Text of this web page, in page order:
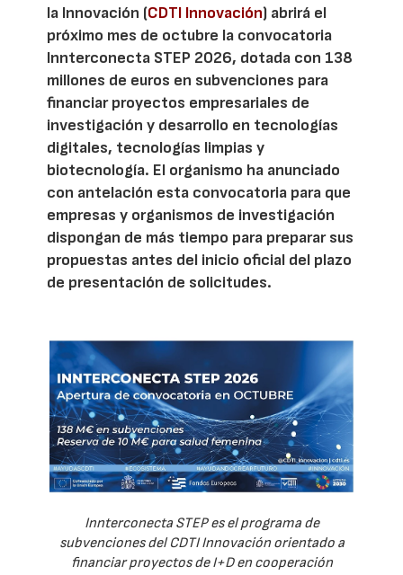
la Innovación (CDTI Innovación) abrirá el
próximo mes de octubre la convocatoria
Innterconecta STEP 2026, dotada con 138
millones de euros en subvenciones para
financiar proyectos empresariales de
investigación y desarrollo en tecnologías
digitales, tecnologías limpias y
biotecnología. El organismo ha anunciado
con antelación esta convocatoria para que
empresas y organismos de investigación
dispongan de más tiempo para preparar sus
propuestas antes del inicio oficial del plazo
de presentación de solicitudes.
Innterconecta STEP es el programa de
subvenciones del CDTI Innovación orientado a
financiar proyectos de I+D en cooperación